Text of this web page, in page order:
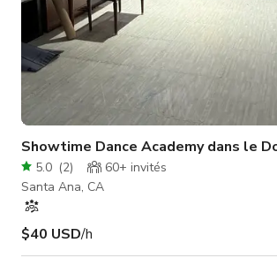
Showtime Dance Academy dans le
5.0 (2) 60+ invités
Santa Ana, CA
$40 USD/h